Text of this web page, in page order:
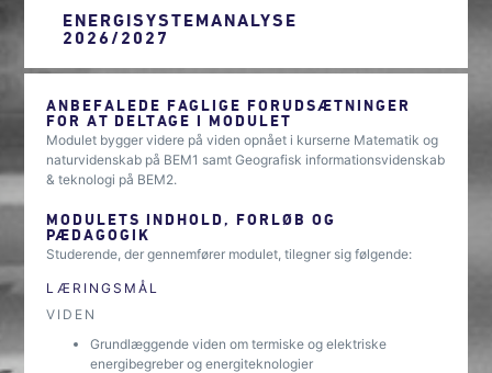
ENERGISYSTEMANALYSE
2026/2027
ANBEFALEDE FAGLIGE FORUDSÆTNINGER
FOR AT DELTAGE I MODULET
Modulet bygger videre på viden opnået i kurserne Matematik og
naturvidenskab på BEM1 samt Geografisk informationsvidenskab
& teknologi på BEM2.
MODULETS INDHOLD, FORLØB OG
PÆDAGOGIK
Studerende, der gennemfører modulet, tilegner sig følgende:
LÆRINGSMÅL
VIDEN
Grundlæggende viden om termiske og elektriske
energibegreber og energiteknologier